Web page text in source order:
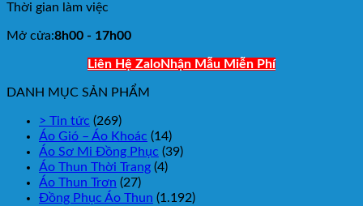
Thời gian làm việc
Mở cửa:8h00 - 17h00
Liên Hệ ZaloNhận Mẫu Miễn Phí
DANH MỤC SẢN PHẨM
> Tin tức (269)
Áo Gió – Áo Khoác (14)
Áo Sơ Mi Đồng Phục (39)
Áo Thun Thời Trang (4)
Áo Thun Trơn (27)
Đồng Phục Áo Thun (1.192)